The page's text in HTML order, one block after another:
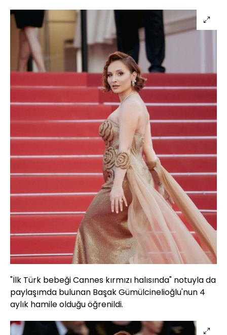
"İlk Türk bebeği Cannes kırmızı halısında" notuyla da
paylaşımda bulunan Başak Gümülcinelioğlu'nun 4
aylık hamile olduğu öğrenildi.